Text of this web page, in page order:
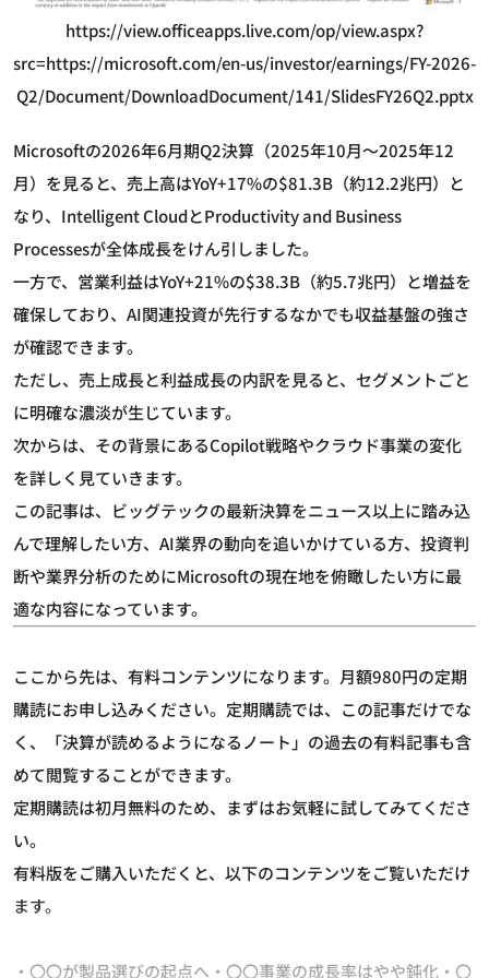
https://view.officeapps.live.com/op/view.aspx?
src=https://microsoft.com/en-us/investor/earnings/FY-2026-
Q2/Document/DownloadDocument/141/SlidesFY26Q2.pptx
Microsoftの2026年6月期Q2決算（2025年10月～2025年12
月）を見ると、売上高はYoY+17%の$81.3B（約12.2兆円）と
なり、Intelligent CloudとProductivity and Business
Processesが全体成長をけん引しました。
一方で、営業利益はYoY+21%の$38.3B（約5.7兆円）と増益を
確保しており、AI関連投資が先行するなかでも収益基盤の強さ
が確認できます。
ただし、売上成長と利益成長の内訳を見ると、セグメントごと
に明確な濃淡が生じています。
次からは、その背景にあるCopilot戦略やクラウド事業の変化
を詳しく見ていきます。
この記事は、ビッグテックの最新決算をニュース以上に踏み込
んで理解したい方、AI業界の動向を追いかけている方、投資判
断や業界分析のためにMicrosoftの現在地を俯瞰したい方に最
適な内容になっています。
ここから先は、有料コンテンツになります。月額980円の定期
購読にお申し込みください。定期購読では、この記事だけでな
く、「決算が読めるようになるノート」の過去の有料記事も含
めて閲覧することができます。
定期購読は初月無料のため、まずはお気軽に試してみてくださ
い。
有料版をご購入いただくと、以下のコンテンツをご覧いただけ
ます。
・〇〇が製品選びの起点へ・〇〇事業の成長率はやや鈍化・〇